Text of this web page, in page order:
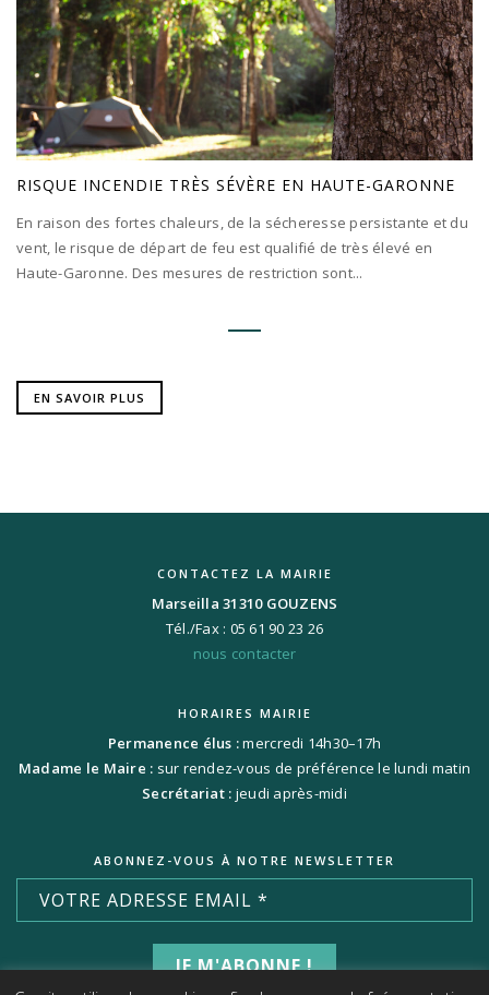
RISQUE INCENDIE TRÈS SÉVÈRE EN HAUTE-GARONNE
En raison des fortes chaleurs, de la sécheresse persistante et du
vent, le risque de départ de feu est qualifié de très élevé en
Haute-Garonne. Des mesures de restriction sont...
EN SAVOIR PLUS
CONTACTEZ LA MAIRIE
Marseilla 31310 GOUZENS
Tél./Fax : 05 61 90 23 26
nous contacter
HORAIRES MAIRIE
Permanence élus :mercredi 14h30–17h
Madame le Maire : sur rendez-vous de préférence le lundi matin
Secrétariat : jeudi après-midi
ABONNEZ-VOUS À NOTRE NEWSLETTER